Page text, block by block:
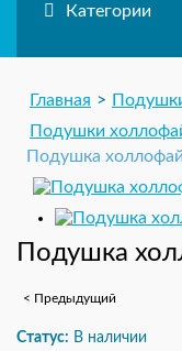
Категории
Главная
Подушки
Подушка
Подушка
< Предыдущий
Статус: В наличии